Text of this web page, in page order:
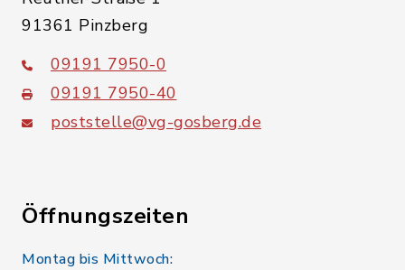
91361 Pinzberg
09191 7950-0
09191 7950-40
poststelle@vg-gosberg.de
Öffnungszeiten
Montag bis Mittwoch: